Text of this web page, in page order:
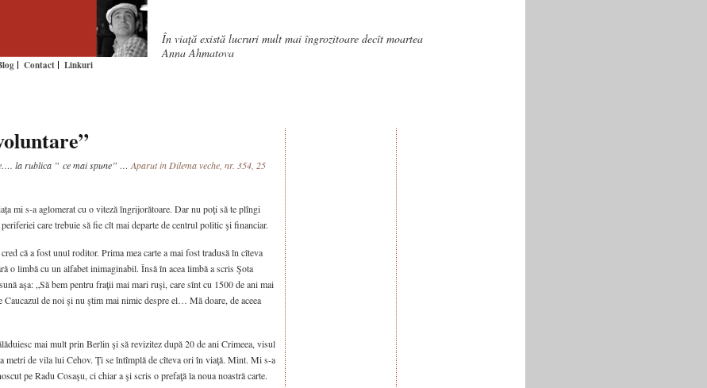
Contact Linkuri
În viaţă există lucruri mult mai îngrozitoare decît moartea
Anna Ahmatova
la rublica ” ce mai spune” … Aparut in Dilema veche, nr. 354, 25
mi s-a aglomerat cu o viteză îngrijorătoare. Dar nu poţi să te plîngi
care trebuie să fie cît mai departe de centrul politic şi financiar.
că a fost unul roditor. Prima mea carte a mai fost tradusă în cîteva
o limbă cu un alfabet inimaginabil. Însă în acea limbă a scris Şota
aşa: „Să bem pentru fraţii mai mari ruşi, care sînt cu 1500 de ani mai
Caucazul de noi şi nu ştim mai nimic despre el… Mă doare, de aceea
mai mult prin Berlin şi să revizitez după 20 de ani Crimeea, visul
metri de vila lui Cehov. Ţi se întîmplă de cîteva ori în viaţă. Mint. Mi s-a
pe Radu Cosaşu, ci chiar a şi scris o prefaţă la noua noastră carte.